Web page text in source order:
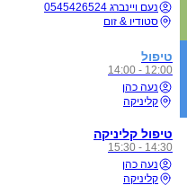
נעם ויינברג 0545426524
סטודיו & זום
טיפול
12:00 - 14:00
נעה כהן
קליניקה
טיפול קליניקה
14:30 - 15:30
נעה כהן
קליניקה